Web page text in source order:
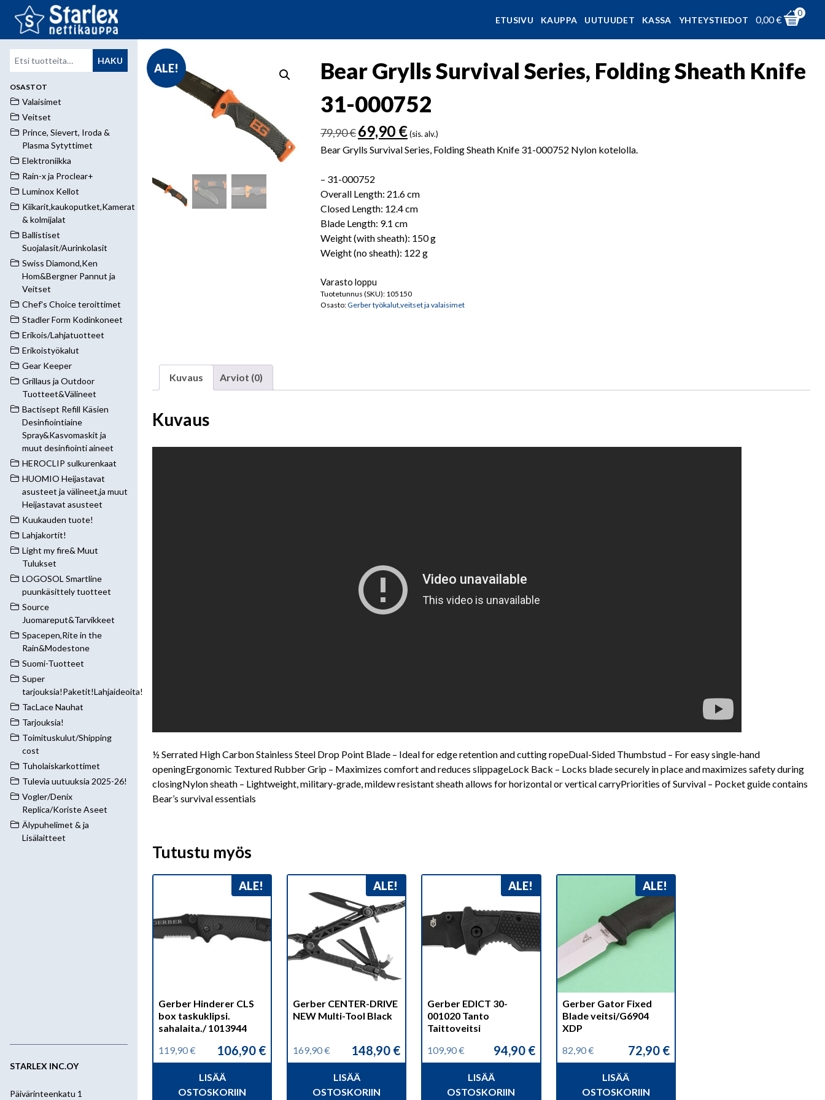
ETUSIVU KAUPPA UUTUUDET KASSA YHTEYSTIEDOT 0,00€
0
Etsi: HAKU
OSASTOT
Valaisimet
Veitset
Prince, Sievert, Iroda &
Plasma Sytyttimet
Elektroniikka
Rain-x ja Proclear+
Luminox Kellot
Kiikarit,kaukoputket,Kamerat
& kolmijalat
Ballistiset
Suojalasit/Aurinkolasit
Swiss Diamond,Ken
Hom&Bergner Pannut ja
Veitset
Chef's Choice teroittimet
Stadler Form Kodinkoneet
Erikois/Lahjatuotteet
Erikoistyökalut
Gear Keeper
Grillaus ja Outdoor
Tuotteet&Välineet
Bactisept Refill Käsien
Desinfiointiaine
Spray&Kasvomaskit ja
muut desinfiointi aineet
HEROCLIP sulkurenkaat
HUOMIO Heijastavat
asusteet ja välineet,ja muut
Heijastavat asusteet
Kuukauden tuote!
Lahjakortit!
Light my fire& Muut
Tulukset
LOGOSOL Smartline
puunkäsittely tuotteet
Source
Juomareput&Tarvikkeet
Spacepen,Rite in the
Rain&Modestone
Suomi-Tuotteet
Super
tarjouksia!Paketit!Lahjaideoita!
TacLace Nauhat
Tarjouksia!
Toimituskulut/Shipping
cost
Tuholaiskarkottimet
Tulevia uutuuksia 2025-26!
Vogler/Denix
Replica/Koriste Aseet
Älypuhelimet & ja
Lisälaitteet
STARLEX INC.OY
Päivärinteenkatu 1
ALE!
Bear Grylls Survival Series, Folding Sheath Knife
31-000752
79,90€ Alkuperäinen
hinta
oli:
69,90 €Nykyinen
hinta
on:
(sis. alv.)
Bear Grylls Survival Series, Folding Sheath Knife 31-000752 Nylon kotelolla.
– 31-000752
Overall Length: 21.6 cm
Closed Length: 12.4 cm
Blade Length: 9.1 cm
Weight (with sheath): 150 g
Weight (no sheath): 122 g
Varasto loppu
Tuotetunnus (SKU): 105150
Osasto:Gerber työkalut,veitset ja valaisimet
Kuvaus Arviot (0)
Kuvaus
½ Serrated High Carbon Stainless Steel Drop Point Blade – Ideal for edge retention and cutting ropeDual-Sided Thumbstud – For easy single-hand
openingErgonomic Textured Rubber Grip – Maximizes comfort and reduces slippageLock Back – Locks blade securely in place and maximizes safety during
closingNylon sheath – Lightweight, military-grade, mildew resistant sheath allows for horizontal or vertical carryPriorities of Survival – Pocket guide contains
Bear’s survival essentials
Tutustu myös
ALE!
Gerber Hinderer CLS
box taskuklipsi.
sahalaita./ 1013944
119,90€
Alkuperäinen
119,90 €.
106,90 €
Nykyinen
106,90 €.
LISÄÄ
OSTOSKORIIN
ALE!
Gerber CENTER-DRIVE
NEW Multi-Tool Black
169,90€
Alkuperäinen
169,90 €.
148,90 €
Nykyinen
148,90 €.
LISÄÄ
OSTOSKORIIN
ALE!
Gerber EDICT 30-
001020 Tanto
Taittoveitsi
109,90€
Alkuperäinen
109,90 €.
94,90 €
Nykyinen
94,90 €.
LISÄÄ
OSTOSKORIIN
ALE!
Gerber Gator Fixed
Blade veitsi/G6904
XDP
82,90€
Alkuperäinen
82,90 €.
72,90 €
Nykyinen
72,90 €.
LISÄÄ
OSTOSKORIIN